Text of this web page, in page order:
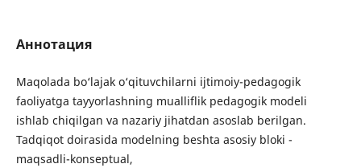
Аннотация
Maqolada bo‘lajak o‘qituvchilarni ijtimoiy-pedagogik
faoliyatga tayyorlashning mualliflik pedagogik modeli
ishlab chiqilgan va nazariy jihatdan asoslab berilgan.
Tadqiqot doirasida modelning beshta asosiy bloki -
maqsadli-konseptual,